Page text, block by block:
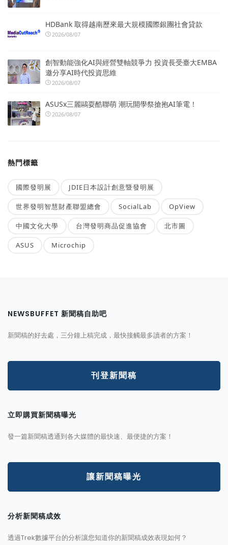
HDBank 取得越南歷來最大規模國際銀團社會貸款
2026/08/07
創智動能強化AI與經營雙軸競爭力 投資長受臺大EMBA
邀分享AI時代投資思維
2026/08/07
ASUSx三麗鷗耍酷聯萌 潮玩開學祭搶抱AI筆電！
2026/08/07
熱門標籤
國際發明展 JDIE日本設計創意暨發明展
世界發明智慧財產聯盟總會 SocialLab OpView
中國文化大學 台灣發明商品促進協會 北市圖
ASUS Microchip
NEWSBUFFET 新聞稿自助吧
新聞稿的好去處，三分鐘上稿完成，最快接觸最多讀者的方案！
刊登新聞稿
立即購買新聞稿曝光
發一篇新聞稿透通到各大媒體的最快速、最便捷的方案！
讓新聞稿曝光
分析新聞稿成效
透過Trek數據平台的分析讓您知道你的新聞稿成效表現如何？